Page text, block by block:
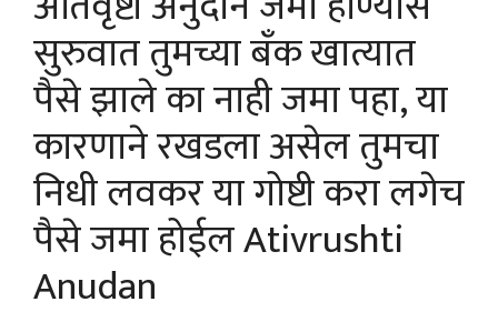
सुरुवात तुमच्या बँक खात्यात
पैसे झाले का नाही जमा पहा, या
कारणाने रखडला असेल तुमचा
निधी लवकर या गोष्टी करा लगेच
पैसे जमा होईल Ativrushti
Anudan